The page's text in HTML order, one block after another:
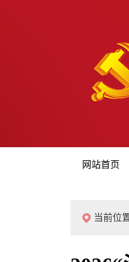
网站首页
当前位